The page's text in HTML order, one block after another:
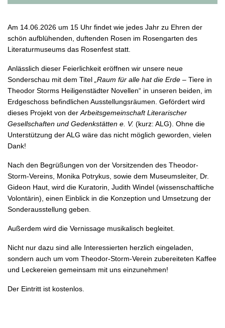
Am 14.06.2026 um 15 Uhr findet wie jedes Jahr zu Ehren der
schön aufblühenden, duftenden Rosen im Rosengarten des
Literaturmuseums das Rosenfest statt.
Anlässlich dieser Feierlichkeit eröffnen wir unsere neue
Sonderschau mit dem Titel „Raum für alle hat die Erde – Tiere in
Theodor Storms Heiligenstädter Novellen“ in unseren beiden, im
Erdgeschoss befindlichen Ausstellungsräumen. Gefördert wird
dieses Projekt von der Arbeitsgemeinschaft Literarischer
Gesellschaften und Gedenkstätten e. V. (kurz: ALG). Ohne die
Unterstützung der ALG wäre das nicht möglich geworden, vielen
Dank!
Nach den Begrüßungen von der Vorsitzenden des Theodor-
Storm-Vereins, Monika Potrykus, sowie dem Museumsleiter, Dr.
Gideon Haut, wird die Kuratorin, Judith Windel (wissenschaftliche
Volontärin), einen Einblick in die Konzeption und Umsetzung der
Sonderausstellung geben.
Außerdem wird die Vernissage musikalisch begleitet.
Nicht nur dazu sind alle Interessierten herzlich eingeladen,
sondern auch um vom Theodor-Storm-Verein zubereiteten Kaffee
und Leckereien gemeinsam mit uns einzunehmen!
Der Eintritt ist kostenlos.